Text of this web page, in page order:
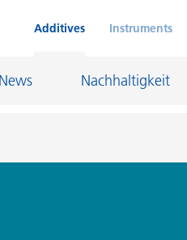
Additives Instruments
Nachhaltigkeit